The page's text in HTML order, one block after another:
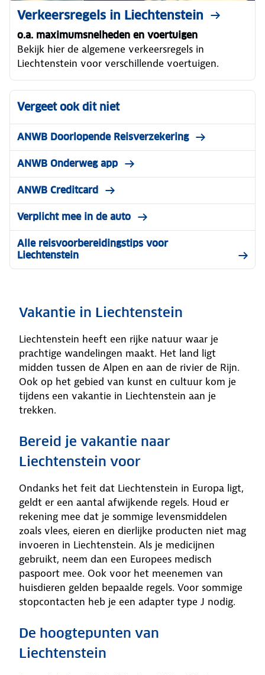
Verkeersregels in Liechtenstein
o.a. maximumsnelheden en voertuigen
Bekijk hier de algemene verkeersregels in
Liechtenstein voor verschillende voertuigen.
Vergeet ook dit niet
ANWB Doorlopende Reisverzekering
ANWB Onderweg app
ANWB Creditcard
Verplicht mee in de auto
Alle reisvoorbereidingstips voor
Liechtenstein
Vakantie in Liechtenstein
Liechtenstein heeft een rijke natuur waar je
prachtige wandelingen maakt. Het land ligt
midden tussen de Alpen en aan de rivier de Rijn.
Ook op het gebied van kunst en cultuur kom je
tijdens een vakantie in Liechtenstein aan je
trekken.
Bereid je vakantie naar
Liechtenstein voor
Ondanks het feit dat Liechtenstein in Europa ligt,
geldt er een aantal afwijkende regels. Houd er
rekening mee dat je sommige levensmiddelen
zoals vlees, eieren en dierlijke producten niet mag
invoeren in Liechtenstein. Als je medicijnen
gebruikt, neem dan een Europees medisch
paspoort mee. Ook voor het meenemen van
huisdieren gelden bepaalde regels. Voor sommige
stopcontacten heb je een adapter type J nodig.
De hoogtepunten van
Liechtenstein